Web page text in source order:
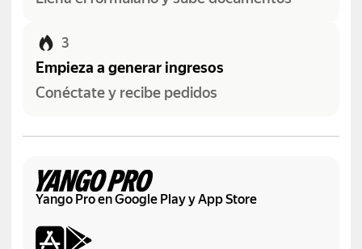
3
Empieza a generar ingresos
Conéctate y recibe pedidos
Yango Pro en Google Play y App Store